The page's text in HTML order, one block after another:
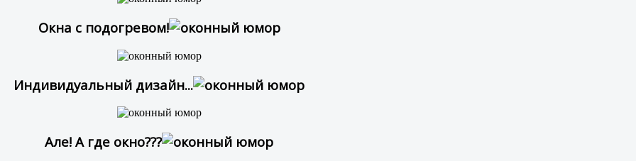
Окна с подогревом!
Индивидуальный дизайн...
Але! А где окно???